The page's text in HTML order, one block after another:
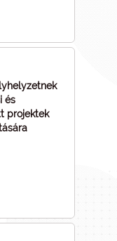
és
projektek